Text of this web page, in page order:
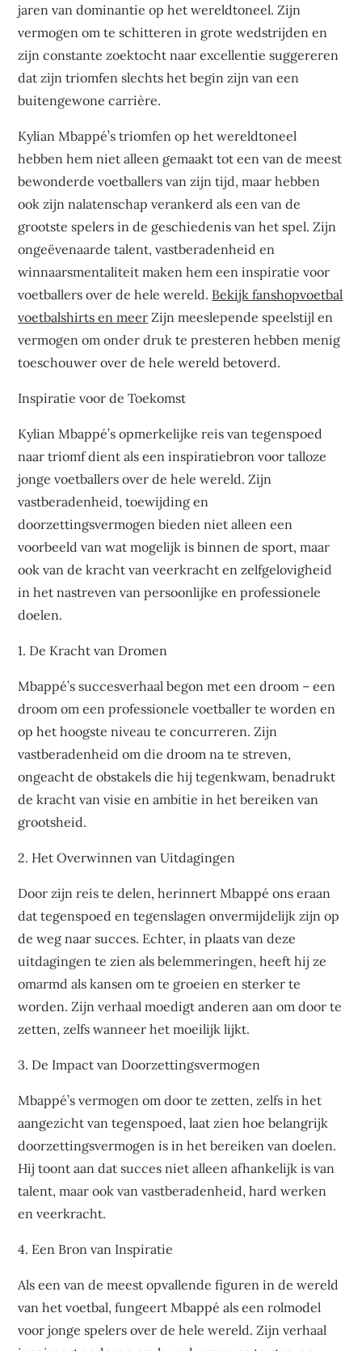
jaren van dominantie op het wereldtoneel. Zijn
vermogen om te schitteren in grote wedstrijden en
zijn constante zoektocht naar excellentie suggereren
dat zijn triomfen slechts het begin zijn van een
buitengewone carrière.
Kylian Mbappé’s triomfen op het wereldtoneel
hebben hem niet alleen gemaakt tot een van de meest
bewonderde voetballers van zijn tijd, maar hebben
ook zijn nalatenschap verankerd als een van de
grootste spelers in de geschiedenis van het spel. Zijn
ongeëvenaarde talent, vastberadenheid en
winnaarsmentaliteit maken hem een inspiratie voor
voetballers over de hele wereld. Bekijk fanshopvoetbal
voetbalshirts en meer Zijn meeslepende speelstijl en
vermogen om onder druk te presteren hebben menig
toeschouwer over de hele wereld betoverd.
Inspiratie voor de Toekomst
Kylian Mbappé’s opmerkelijke reis van tegenspoed
naar triomf dient als een inspiratiebron voor talloze
jonge voetballers over de hele wereld. Zijn
vastberadenheid, toewijding en
doorzettingsvermogen bieden niet alleen een
voorbeeld van wat mogelijk is binnen de sport, maar
ook van de kracht van veerkracht en zelfgelovigheid
in het nastreven van persoonlijke en professionele
doelen.
1. De Kracht van Dromen
Mbappé’s succesverhaal begon met een droom – een
droom om een professionele voetballer te worden en
op het hoogste niveau te concurreren. Zijn
vastberadenheid om die droom na te streven,
ongeacht de obstakels die hij tegenkwam, benadrukt
de kracht van visie en ambitie in het bereiken van
grootsheid.
2. Het Overwinnen van Uitdagingen
Door zijn reis te delen, herinnert Mbappé ons eraan
dat tegenspoed en tegenslagen onvermijdelijk zijn op
de weg naar succes. Echter, in plaats van deze
uitdagingen te zien als belemmeringen, heeft hij ze
omarmd als kansen om te groeien en sterker te
worden. Zijn verhaal moedigt anderen aan om door te
zetten, zelfs wanneer het moeilijk lijkt.
3. De Impact van Doorzettingsvermogen
Mbappé’s vermogen om door te zetten, zelfs in het
aangezicht van tegenspoed, laat zien hoe belangrijk
doorzettingsvermogen is in het bereiken van doelen.
Hij toont aan dat succes niet alleen afhankelijk is van
talent, maar ook van vastberadenheid, hard werken
en veerkracht.
4. Een Bron van Inspiratie
Als een van de meest opvallende figuren in de wereld
van het voetbal, fungeert Mbappé als een rolmodel
voor jonge spelers over de hele wereld. Zijn verhaal